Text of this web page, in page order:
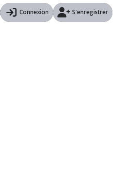
Connexion S'enregistrer